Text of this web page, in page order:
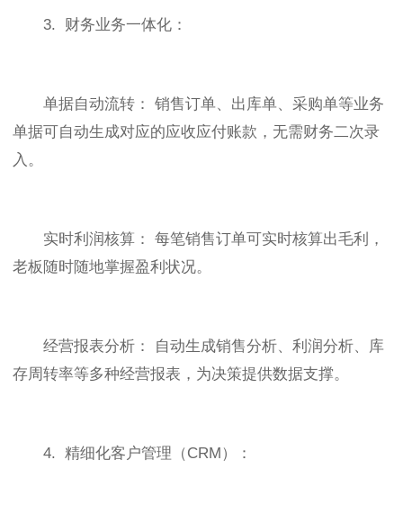
3. 财务业务一体化：
单据自动流转： 销售订单、出库单、采购单等业务
单据可自动生成对应的应收应付账款，无需财务二次录
入。
实时利润核算： 每笔销售订单可实时核算出毛利，
老板随时随地掌握盈利状况。
经营报表分析： 自动生成销售分析、利润分析、库
存周转率等多种经营报表，为决策提供数据支撑。
4. 精细化客户管理（CRM）：